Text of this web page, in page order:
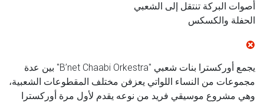
أصوات البركة تنتقل إلى الشعبي
الحفلة والكسكس
يجمع أوركسترا بنات شعبي "B’net Chaabi Orkestra" بين عدة
مجموعات من النساء اللواتي يعزفن مختلف المقطوعات الشعبية،
وهي مشروع موسيقي فريد من نوعه يقدم لأول مرة أوركسترا